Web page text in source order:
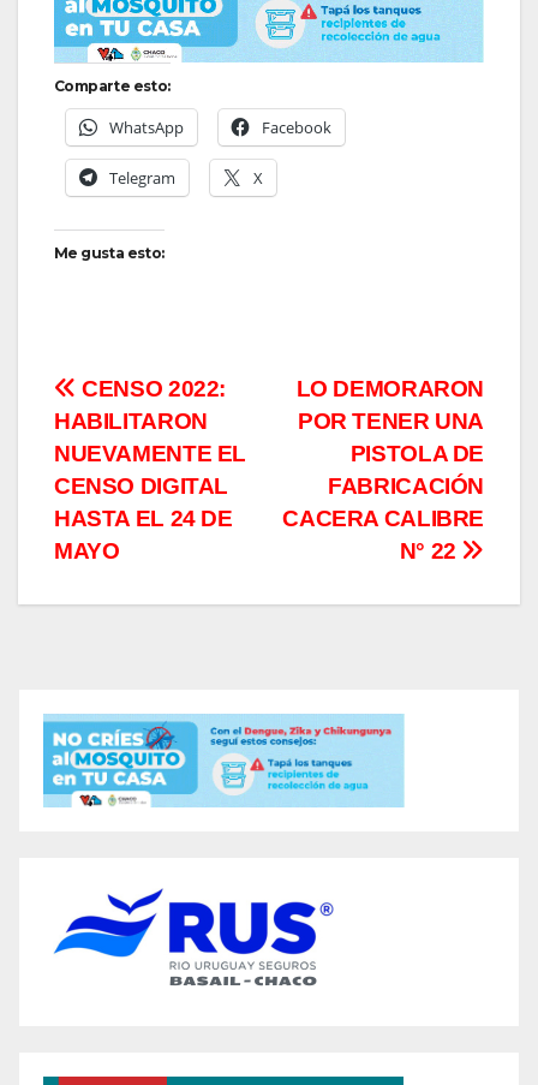
Comparte esto:
WhatsApp Facebook
Telegram X
Me gusta esto:
Navegación
de
entradas
LO DEMORARON
POR TENER UNA
PISTOLA DE
FABRICACIÓN
CACERA CALIBRE
N° 22
CENSO 2022:
HABILITARON
NUEVAMENTE EL
CENSO DIGITAL
HASTA EL 24 DE
MAYO